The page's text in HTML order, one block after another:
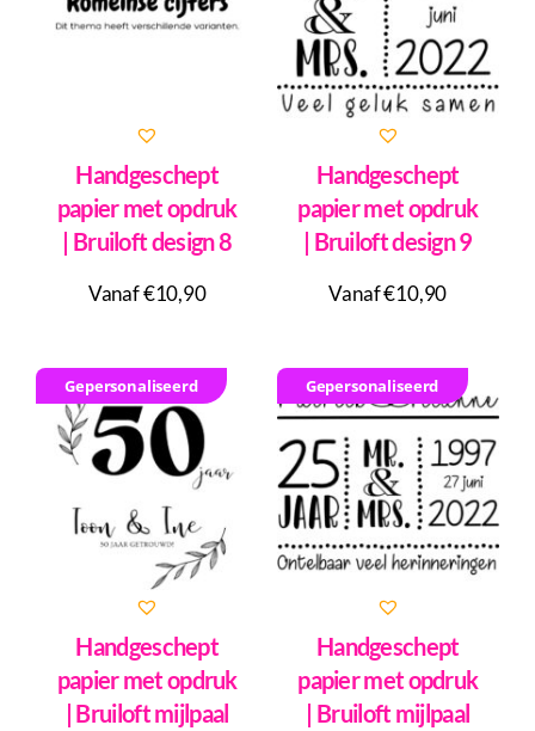
Handgeschept
papier met opdruk
| Bruiloft design 8
Vanaf €10,90
Handgeschept
papier met opdruk
| Bruiloft design 9
Vanaf €10,90
Gepersonaliseerd
Handgeschept
papier met opdruk
| Bruiloft mijlpaal
Gepersonaliseerd
Handgeschept
papier met opdruk
| Bruiloft mijlpaal